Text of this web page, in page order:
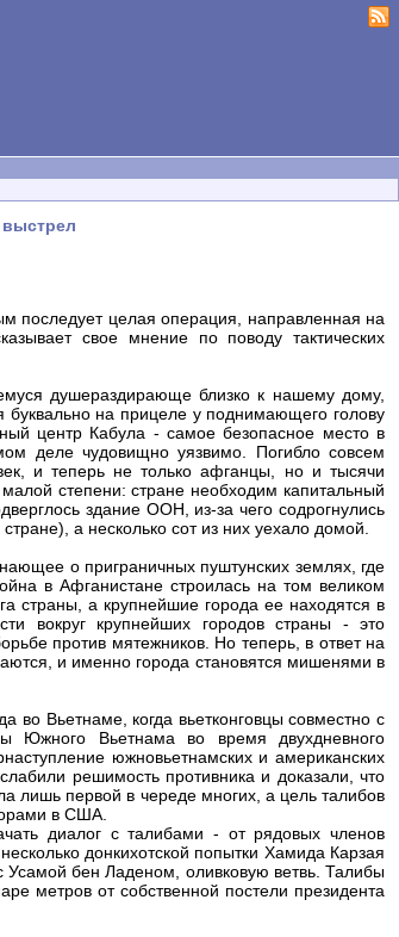
выстрел
последует целая операция, направленная на
свое мнение по поводу тактических
душераздирающе близко к нашему дому,
буквально на прицеле у поднимающего голову
центр Кабула - самое безопасное место в
деле чудовищно уязвимо. Погибло совсем
и теперь не только афганцы, но и тысячи
степени: стране необходим капитальный
здание ООН, из-за чего содрогнулись
а несколько сот из них уехало домой.
о приграничных пуштунских землях, где
в Афганистане строилась на том великом
страны, а крупнейшие города ее находятся в
вокруг крупнейших городов страны - это
против мятежников. Но теперь, в ответ на
и именно города становятся мишенями в
во Вьетнаме, когда вьетконговцы совместно с
Южного Вьетнама во время двухдневного
южновьетнамских и американских
решимость противника и доказали, что
лишь первой в череде многих, а цель талибов
в США.
диалог с талибами - от рядовых членов
донкихотской попытки Хамида Карзая
бен Ладеном, оливковую ветвь. Талибы
метров от собственной постели президента